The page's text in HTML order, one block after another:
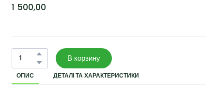
1 500,00
В корзину
ОПИС ДЕТАЛІ ТА ХАРАКТЕРИСТИКИ